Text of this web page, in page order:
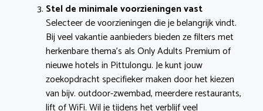
Stel de minimale voorzieningen vast
Selecteer de voorzieningen die je belangrijk vindt.
Bij veel vakantie aanbieders bieden ze filters met
herkenbare thema’s als Only Adults Premium of
nieuwe hotels in Pittulongu. Je kunt jouw
zoekopdracht specifieker maken door het kiezen
van bijv. outdoor-zwembad, meerdere restaurants,